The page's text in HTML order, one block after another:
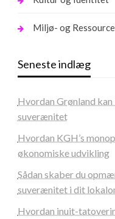
Miljø- og
Seneste indlæg
Hvordan Grønland
suverænitet
Hvordan KGH’s
økonomiske udvikling
Sådan skaber du
suverænitet i dit
Hvordan inuit-